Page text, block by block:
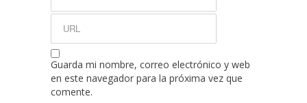
Guarda mi nombre, correo electrónico y web
en este navegador para la próxima vez que
comente.